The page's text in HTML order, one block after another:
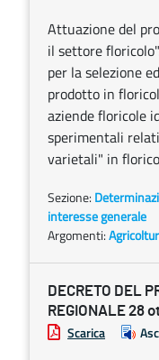
Attuazione del
il settore
per la selezione
prodotto in
aziende floricole
sperimentali
varietali" in
Sezione:
interesse generale
Argomenti:
DECRETO DEL
REGIONALE 28
Scarica